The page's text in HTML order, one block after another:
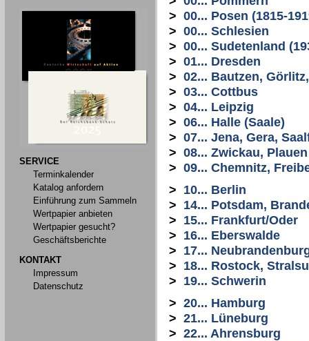
SERVICE
Terminkalender
Katalog anfordern
Einführung zum Sammeln
Wertpapier anbieten
Wertpapier gesucht?
Geschäftsberichte
KONTAKT
Impressum
Datenschutz
> 00... Posen (1815-
> 00... Schlesien
> 00... Sudetenland
> 01... Dresden
> 02... Bautzen,
> 03... Cottbus
> 04... Leipzig
> 06... Halle (Saale)
> 07... Jena, Gera,
> 08... Zwickau, Plauen
> 09... Chemnitz,
> 10... Berlin
> 14... Potsdam,
> 15... Frankfurt/Oder
> 16... Eberswalde
> 17...
> 18... Rostock,
> 19... Schwerin
> 20... Hamburg
> 21... Lüneburg
> 22... Ahrensburg